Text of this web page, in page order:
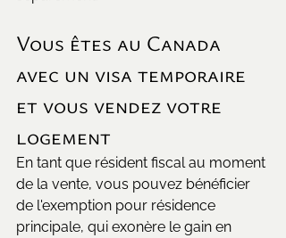
Vous êtes au Canada
avec un visa temporaire
et vous vendez votre
logement
En tant que résident fiscal au moment
de la vente, vous pouvez bénéficier
de l'exemption pour résidence
principale, qui exonère le gain en